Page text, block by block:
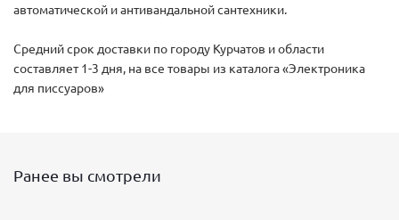
автоматической и антивандальной сантехники.
Средний срок доставки по городу Курчатов и области
составляет 1-3 дня, на все товары из каталога «Электроника
для писсуаров»
Ранее вы смотрели